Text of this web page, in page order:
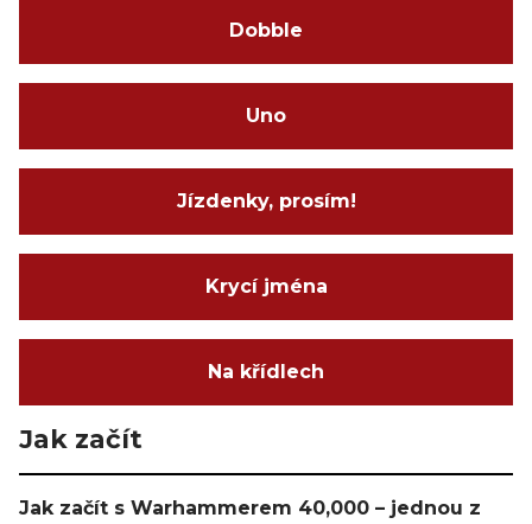
Dobble
Uno
Jízdenky, prosím!
Krycí jména
Na křídlech
Jak začít
Jak začít s Warhammerem 40,000 – jednou z